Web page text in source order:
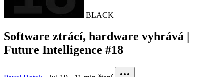
BLACK
Software ztrácí, hardware vyhrává |
Future Intelligence #18